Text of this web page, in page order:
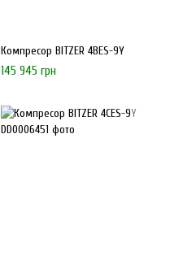
Компресор BITZER 4BES-9Y
145 945 грн